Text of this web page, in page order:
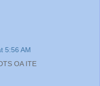
5:56 AM
OA ITE